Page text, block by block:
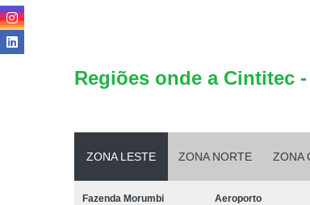
Regiões onde a Cintitec
ZONA LESTE ZONA NORTE ZONA
Fazenda Morumbi Aeroporto